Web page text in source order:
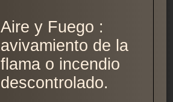
Aire y Fuego :
avivamiento de la
flama o incendio
descontrolado.